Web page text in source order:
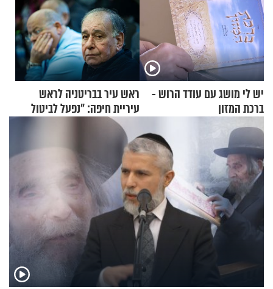
יש לי מושג עם עודד הרוש -
ברכת המזון
ראש עיר בבריטניה לראש
עיריית חיפה: ״נפעל לביטול
ברית הערים התאומות״